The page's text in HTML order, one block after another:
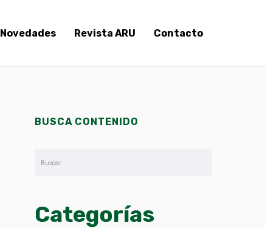
Novedades Revista ARU Contacto
BUSCA CONTENIDO
Categorías